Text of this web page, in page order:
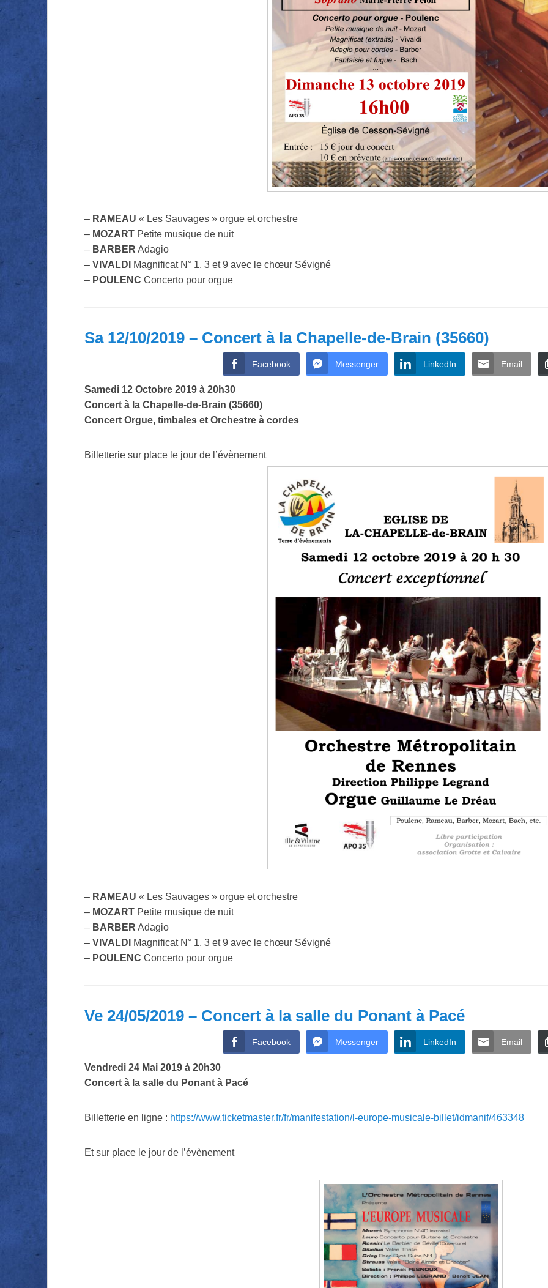
– RAMEAU « Les Sauvages » orgue et orchestre
– MOZARTPetite musique de nuit
– BARBER Adagio
– VIVALDI
Magnificat N° 1, 3 et 9 avec le chœur Sévigné
– POULENC Concerto pour orgue
Sa 12/10/2019 – Concert à la Chapelle-de-Brain (35660)
Facebook Messenger LinkedIn Email
Samedi 12 Octobre 2019 à 20h30
Concert à la Chapelle-de-Brain (35660)
Concert Orgue, timbales et Orchestre à cordes
Billetterie sur place le jour de l’évènement
– RAMEAU « Les Sauvages » orgue et orchestre
– MOZARTPetite musique de nuit
– BARBER Adagio
– VIVALDI
Magnificat N° 1, 3 et 9 avec le chœur Sévigné
– POULENC Concerto pour orgue
Ve 24/05/2019 – Concert à la salle du Ponant à Pacé
Facebook Messenger LinkedIn Email
Vendredi 24 Mai 2019 à 20h30
Concert à la salle du Ponant à Pacé
Billetterie en ligne : https://www.ticketmaster.fr/fr/manifestation/l-europe-musicale-billet/idmanif/463348
Et sur place le jour de l’évènement